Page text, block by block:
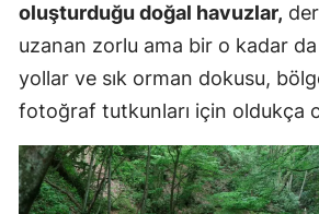
oluşturduğu doğal havuzlar,
uzanan zorlu ama bir o kadar
yollar ve sık orman dokusu,
fotoğraf tutkunları için oldukça